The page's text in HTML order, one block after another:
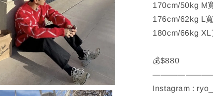
170cm/50kg M
176cm/62kg L
180cm/66kg XL
💰$880
Instagram :